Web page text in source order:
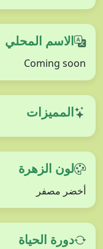
الاسم المحلي
Coming soon
المميزات
لون الزهرة
أخضر مصفر
دورة الحياة